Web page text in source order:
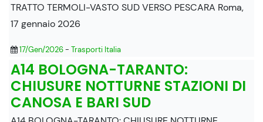
TRATTO TERMOLI-VASTO SUD VERSO PESCARA Roma,
17 gennaio 2026
17/Gen/2026- Trasporti Italia
A14 BOLOGNA-TARANTO:
CHIUSURE NOTTURNE STAZIONI DI
CANOSA E BARI SUD